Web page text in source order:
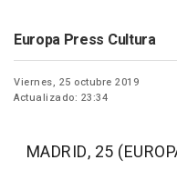
Europa Press Cultura
Viernes, 25 octubre 2019
Actualizado: 23:34
MADRID, 25